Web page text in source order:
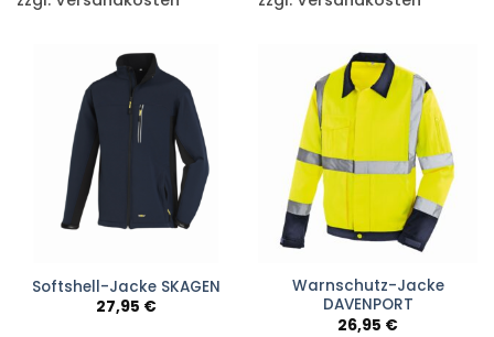
Softshell-Jacke SKAGEN
27,95 €
Warnschutz-Jacke
DAVENPORT
26,95 €